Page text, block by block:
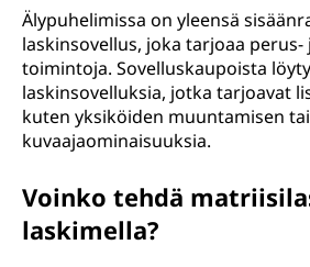
Älypuhelimissa on yleensä
laskinsovellus, joka tarjoaa perus-
toimintoja. Sovelluskaupoista
laskinsovelluksia, jotka tarjoavat
kuten yksiköiden muuntamisen tai
kuvaajaominaisuuksia.
Voinko tehdä
laskimella?